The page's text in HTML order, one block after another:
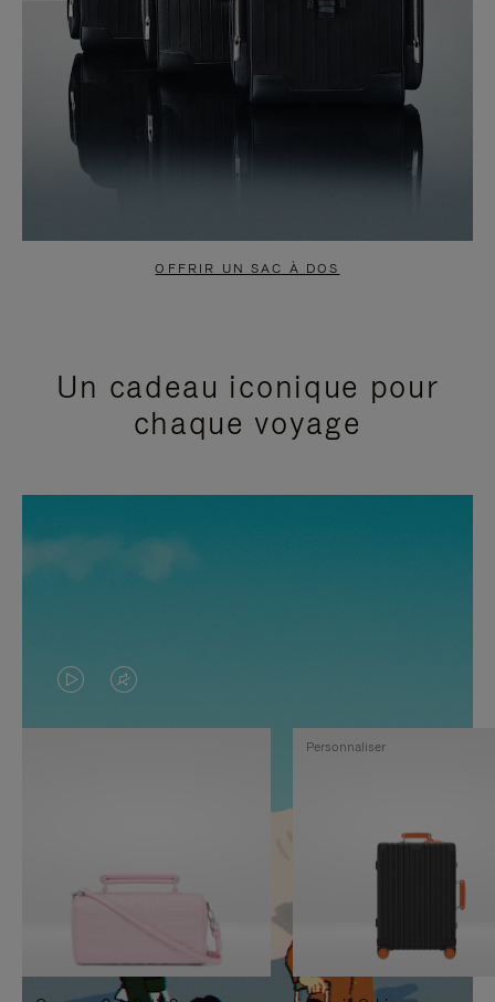
OFFRIR UN SAC À DOS
Un cadeau iconique pour
chaque voyage
LA
VIDÉO
PAUSE,
APPUYEZ
SUR
LE
SON
DÉSACTIVÉ.
VEUILLEZ
Personnaliser